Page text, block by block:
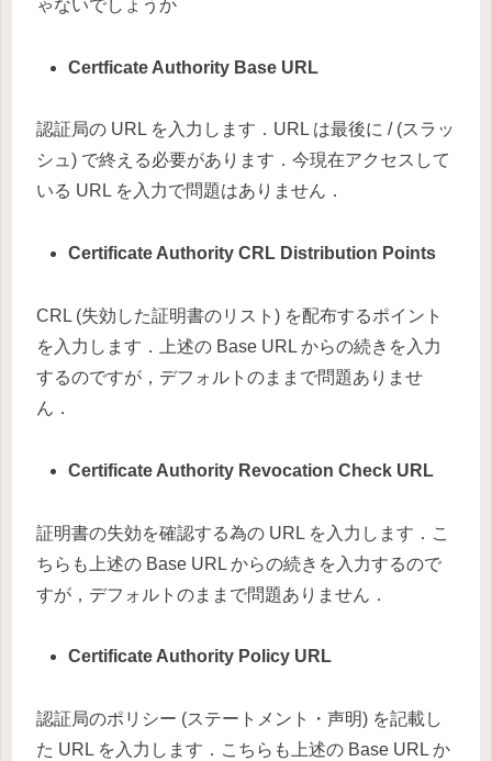
ゃないでしょうか
Certficate Authority Base URL
認証局の URL を入力します．URL は最後に / (スラッ
シュ) で終える必要があります．今現在アクセスして
いる URL を入力で問題はありません．
Certificate Authority CRL Distribution Points
CRL (失効した証明書のリスト) を配布するポイント
を入力します．上述の Base URL からの続きを入力
するのですが，デフォルトのままで問題ありませ
ん．
Certificate Authority Revocation Check URL
証明書の失効を確認する為の URL を入力します．こ
ちらも上述の Base URL からの続きを入力するので
すが，デフォルトのままで問題ありません．
Certificate Authority Policy URL
認証局のポリシー (ステートメント・声明) を記載し
た URL を入力します．こちらも上述の Base URL か